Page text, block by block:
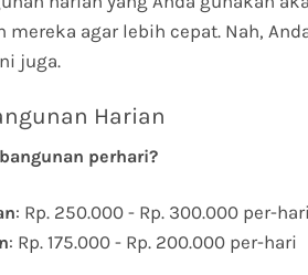
agar lebih cepat. Nah,
juga.
Harian
perhari?
: Rp. 250.000 - Rp. 300.000 per-hari
: Rp. 175.000 - Rp. 200.000 per-hari